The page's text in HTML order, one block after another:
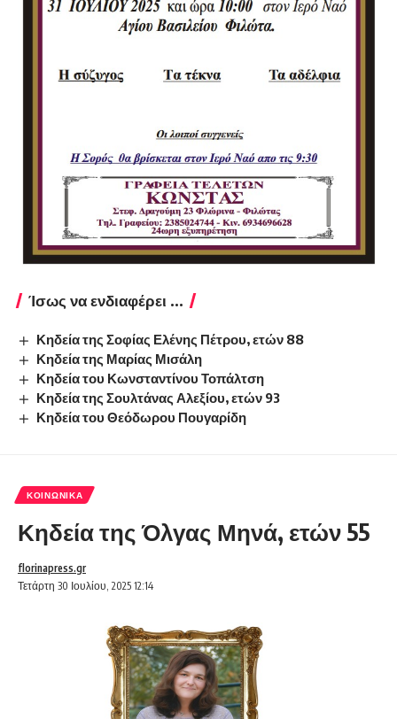
Ίσως να ενδιαφέρει ...
Κηδεία της Σοφίας Ελένης Πέτρου, ετών 88
Κηδεία της Μαρίας Μισάλη
Κηδεία του Κωνσταντίνου Τοπάλτση
Κηδεία της Σουλτάνας Αλεξίου, ετών 93
Κηδεία του Θεόδωρου Πουγαρίδη
ΚΟΙΝΩΝΙΚΆ
Κηδεία της Όλγας Μηνά, ετών 55
Τετάρτη 30 Ιουλίου, 2025 12:14
florinapress.gr